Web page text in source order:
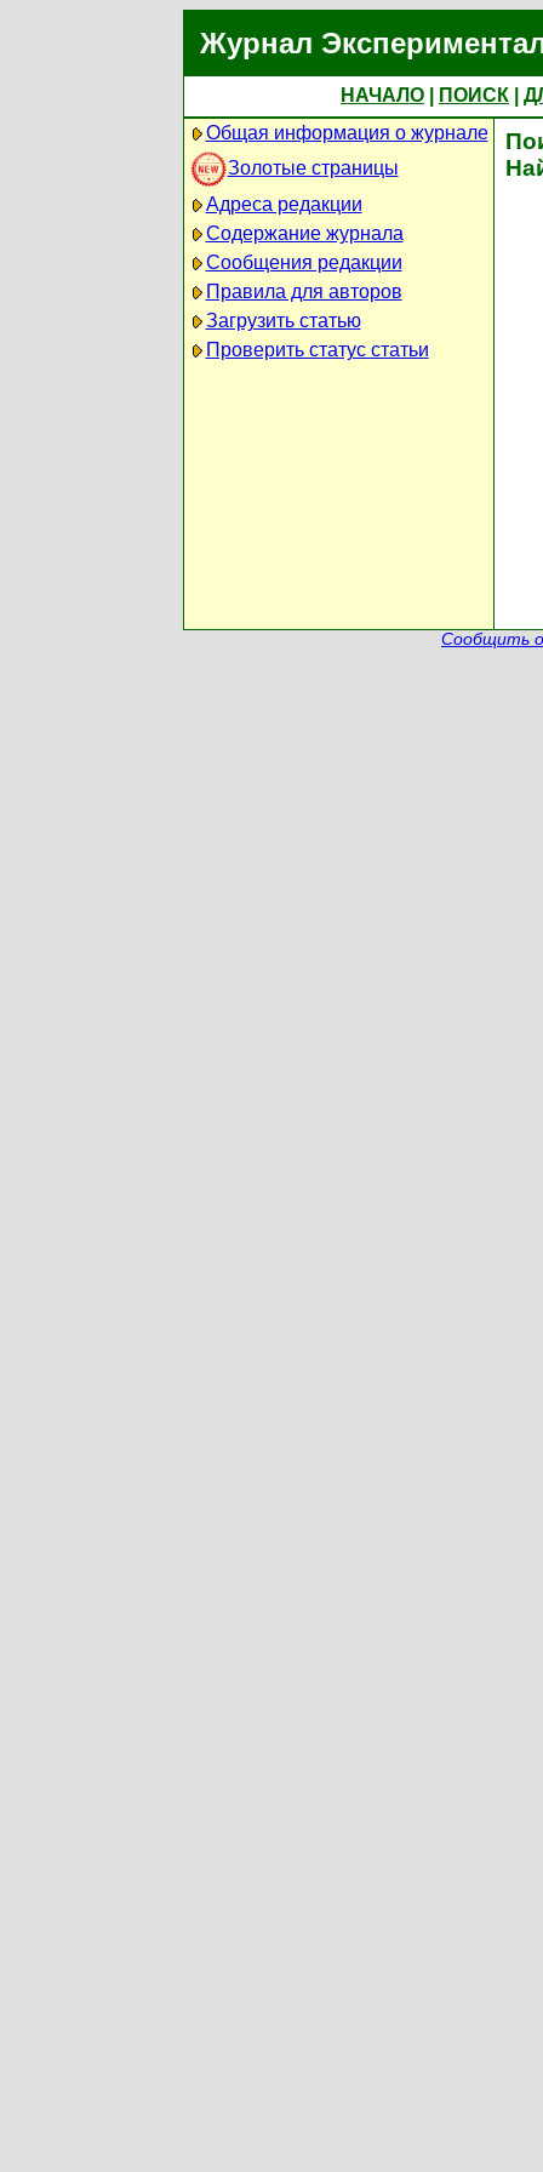
Журнал
НАЧАЛО ПОИСК
Общая информация о журнале
Золотые страницы
Адреса редакции
Содержание журнала
Сообщения редакции
Правила для авторов
Загрузить статью
Проверить статус статьи
Сообщить о